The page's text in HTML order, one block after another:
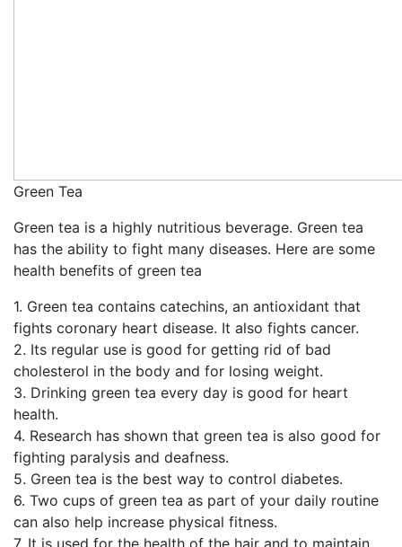
Green Tea
Green tea is a highly nutritious beverage. Green tea
has the ability to fight many diseases. Here are some
health benefits of green tea
1. Green tea contains catechins, an antioxidant that
fights coronary heart disease. It also fights cancer.
2. Its regular use is good for getting rid of bad
cholesterol in the body and for losing weight.
3. Drinking green tea every day is good for heart
health.
4. Research has shown that green tea is also good for
fighting paralysis and deafness.
5. Green tea is the best way to control diabetes.
6. Two cups of green tea as part of your daily routine
can also help increase physical fitness.
7. It is used for the health of the hair and to maintain